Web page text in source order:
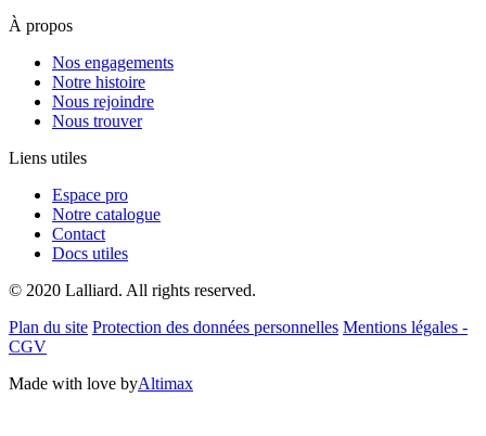
À propos
Nos engagements
Notre histoire
Nous rejoindre
Nous trouver
Liens utiles
Espace pro
Notre catalogue
Contact
Docs utiles
© 2020 Lalliard. All rights reserved.
Plan du site Protection des données personnelles Mentions légales -
CGV
Made with love byAltimax